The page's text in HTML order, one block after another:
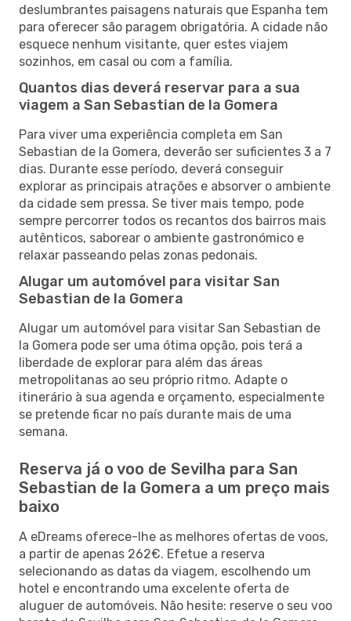
deslumbrantes paisagens naturais que Espanha tem
para oferecer são paragem obrigatória. A cidade não
esquece nenhum visitante, quer estes viajem
sozinhos, em casal ou com a família.
Quantos dias deverá reservar para a sua
viagem a San Sebastian de la Gomera
Para viver uma experiência completa em San
Sebastian de la Gomera, deverão ser suficientes 3 a 7
dias. Durante esse período, deverá conseguir
explorar as principais atrações e absorver o ambiente
da cidade sem pressa. Se tiver mais tempo, pode
sempre percorrer todos os recantos dos bairros mais
autênticos, saborear o ambiente gastronómico e
relaxar passeando pelas zonas pedonais.
Alugar um automóvel para visitar San
Sebastian de la Gomera
Alugar um automóvel para visitar San Sebastian de
la Gomera pode ser uma ótima opção, pois terá a
liberdade de explorar para além das áreas
metropolitanas ao seu próprio ritmo. Adapte o
itinerário à sua agenda e orçamento, especialmente
se pretende ficar no país durante mais de uma
semana.
Reserva já o voo de Sevilha para San
Sebastian de la Gomera a um preço mais
baixo
A eDreams oferece-lhe as melhores ofertas de voos,
a partir de apenas 262€. Efetue a reserva
selecionando as datas da viagem, escolhendo um
hotel e encontrando uma excelente oferta de
aluguer de automóveis. Não hesite: reserve o seu voo